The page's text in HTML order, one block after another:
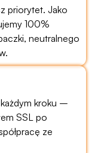
priorytet. Jako
100%
neutralnego
kroku –
SSL po
ze